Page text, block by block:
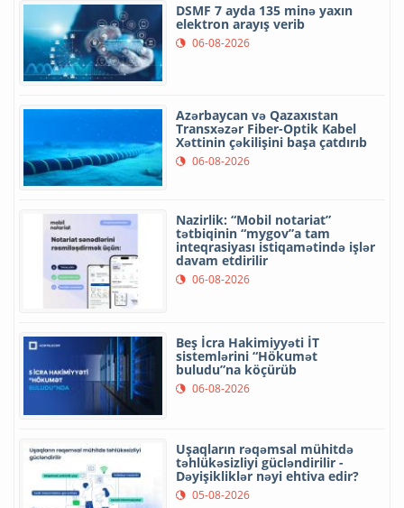
DSMF 7 ayda 135 minə yaxın
elektron arayış verib
06-08-2026
Azərbaycan və Qazaxıstan
Transxəzər Fiber-Optik Kabel
Xəttinin çəkilişini başa çatdırıb
06-08-2026
Nazirlik: “Mobil notariat”
tətbiqinin “mygov”a tam
inteqrasiyası istiqamətində işlər
davam etdirilir
06-08-2026
Beş İcra Hakimiyyəti İT
sistemlərini “Hökumət
buludu”na köçürüb
06-08-2026
Uşaqların rəqəmsal mühitdə
təhlükəsizliyi gücləndirilir -
Dəyişikliklər nəyi ehtiva edir?
05-08-2026